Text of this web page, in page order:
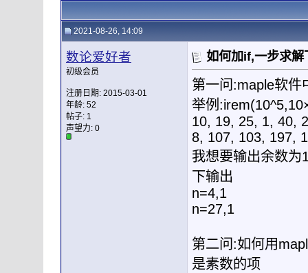
2021-08-26, 14:09
数论爱好者
初级会员
注册日期: 2015-03-01
年龄: 52
帖子: 1
声望力: 0
如何加if,一步求解
第一问:maple软件
举例
10, 19, 25, 1, 40,
8, 107, 103, 197,
我想要输出余数为
下输出
n=4,1
n=27,1
第二问:如何用
是素数的项